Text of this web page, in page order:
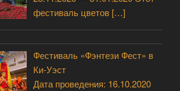
фестиваль цветов […]
Фестиваль «Фэнтези Фест» в
Ки-Уэст
Дата проведения: 16.10.2020